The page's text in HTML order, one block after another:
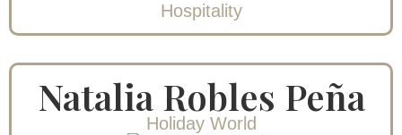
Hospitality
Natalia Robles Peña
Holiday World